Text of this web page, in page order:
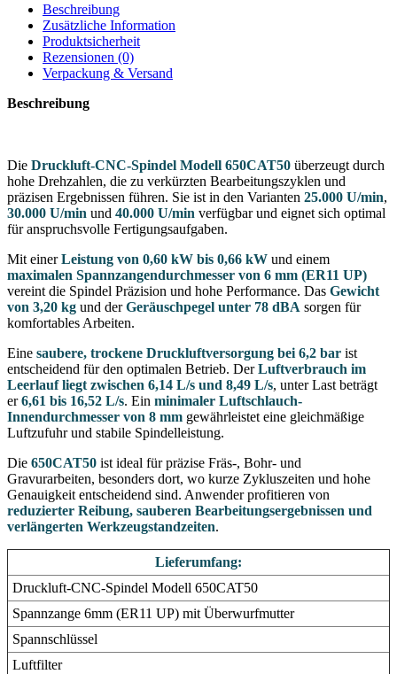
Beschreibung
Zusätzliche Information
Produktsicherheit
Rezensionen (0)
Verpackung & Versand
Beschreibung
Die Druckluft-CNC-Spindel Modell 650CAT50 überzeugt durch
hohe Drehzahlen, die zu verkürzten Bearbeitungszyklen und
präzisen Ergebnissen führen. Sie ist in den Varianten 25.000 U/min,
30.000 U/min und 40.000 U/min verfügbar und eignet sich optimal
für anspruchsvolle Fertigungsaufgaben.
Mit einerLeistung von 0,60 kW bis 0,66 kW und einem
maximalen Spannzangendurchmesser von 6 mm (ER11 UP)
vereint die Spindel Präzision und hohe Performance. Das Gewicht
von 3,20 kg und derGeräuschpegel unter 78 dBA sorgen für
komfortables Arbeiten.
Eine saubere, trockene Druckluftversorgung bei 6,2 bar ist
entscheidend für den optimalen Betrieb. DerLuftverbrauch im
Leerlauf liegt zwischen 6,14 L/s und 8,49 L/s, unter Last beträgt
er6,61 bis 16,52 L/s. Ein minimaler Luftschlauch-
Innendurchmesser von 8 mm gewährleistet eine gleichmäßige
Luftzufuhr und stabile Spindelleistung.
Die 650CAT50 ist ideal für präzise Fräs-, Bohr- und
Gravurarbeiten, besonders dort, wo kurze Zykluszeiten und hohe
Genauigkeit entscheidend sind. Anwender profitieren von
reduzierter Reibung, sauberen Bearbeitungsergebnissen und
verlängerten Werkzeugstandzeiten.
Lieferumfang:
Druckluft-CNC-Spindel Modell 650CAT50
Spannzange 6mm (ER11 UP) mit Überwurfmutter
Spannschlüssel
Luftfilter